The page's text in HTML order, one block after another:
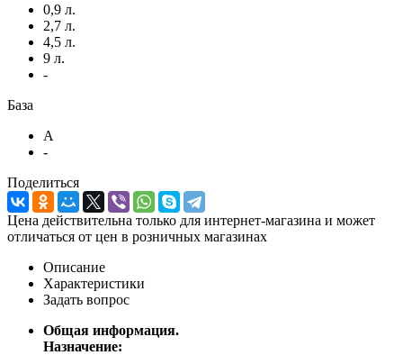
0,9 л.
2,7 л.
4,5 л.
9 л.
-
База
A
-
Поделиться
Цена действительна только для интернет-магазина и может
отличаться от цен в розничных магазинах
Описание
Характеристики
Задать вопрос
Общая информация.
Назначение: